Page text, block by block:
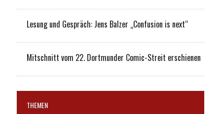
Lesung und Gespräch: Jens Balzer „Confusion is next“
Mitschnitt vom 22. Dortmunder Comic-Streit erschienen
THEMEN